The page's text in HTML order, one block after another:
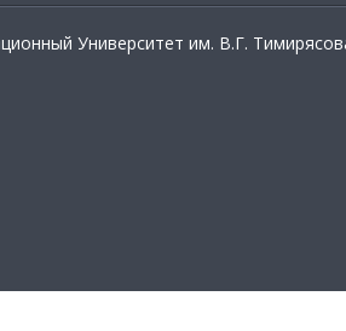
Университет им. В.Г.